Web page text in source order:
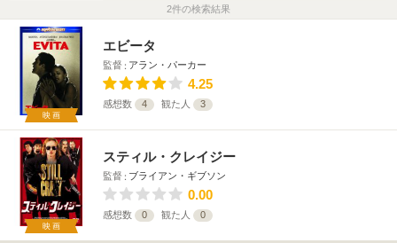
2件の検索結果
映画
エビータ
監督 アラン・パーカー
4.25
感想数 4 観た人 3
映画
スティル・クレイジー
監督 ブライアン・ギブソン
0.00
感想数 0 観た人 0